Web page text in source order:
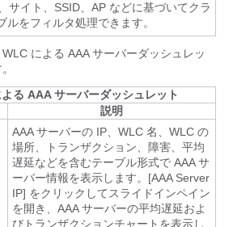
サイト、SSID、AP などに基づいてクラ
ルをフィルタ処理できます。
による AAA サーバーダッシュレッ
る AAA サーバーダッシュレット
説明
AAA サーバーの IP、WLC 名、WLC の
場所、トランザクション、障害、平均
遅延などを含むテーブル形式で AAA サ
ーバー情報を表示します。[AAA Server
IP] をクリックしてスライドインペイン
を開き、AAA サーバーの平均遅延およ
びトランザクションチャートを表示し